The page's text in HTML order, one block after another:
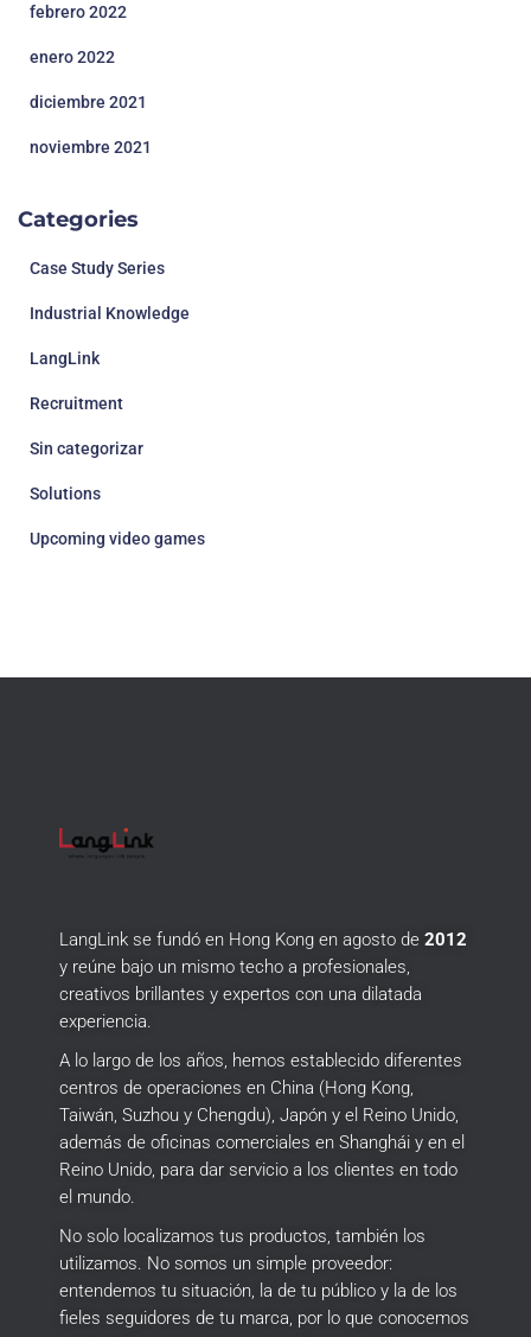
febrero 2022
enero 2022
diciembre 2021
noviembre 2021
Categories
Case Study Series
Industrial Knowledge
LangLink
Recruitment
Sin categorizar
Solutions
Upcoming video games
LangLink se fundó en Hong Kong en agosto de 2012
y reúne bajo un mismo techo a profesionales,
creativos brillantes y expertos con una dilatada
experiencia.
A lo largo de los años, hemos establecido diferentes
centros de operaciones en China (Hong Kong,
Taiwán, Suzhou y Chengdu), Japón y el Reino Unido,
además de oficinas comerciales en Shanghái y en el
Reino Unido, para dar servicio a los clientes en todo
el mundo.
No solo localizamos tus productos, también los
utilizamos. No somos un simple proveedor:
entendemos tu situación, la de tu público y la de los
fieles seguidores de tu marca, por lo que conocemos